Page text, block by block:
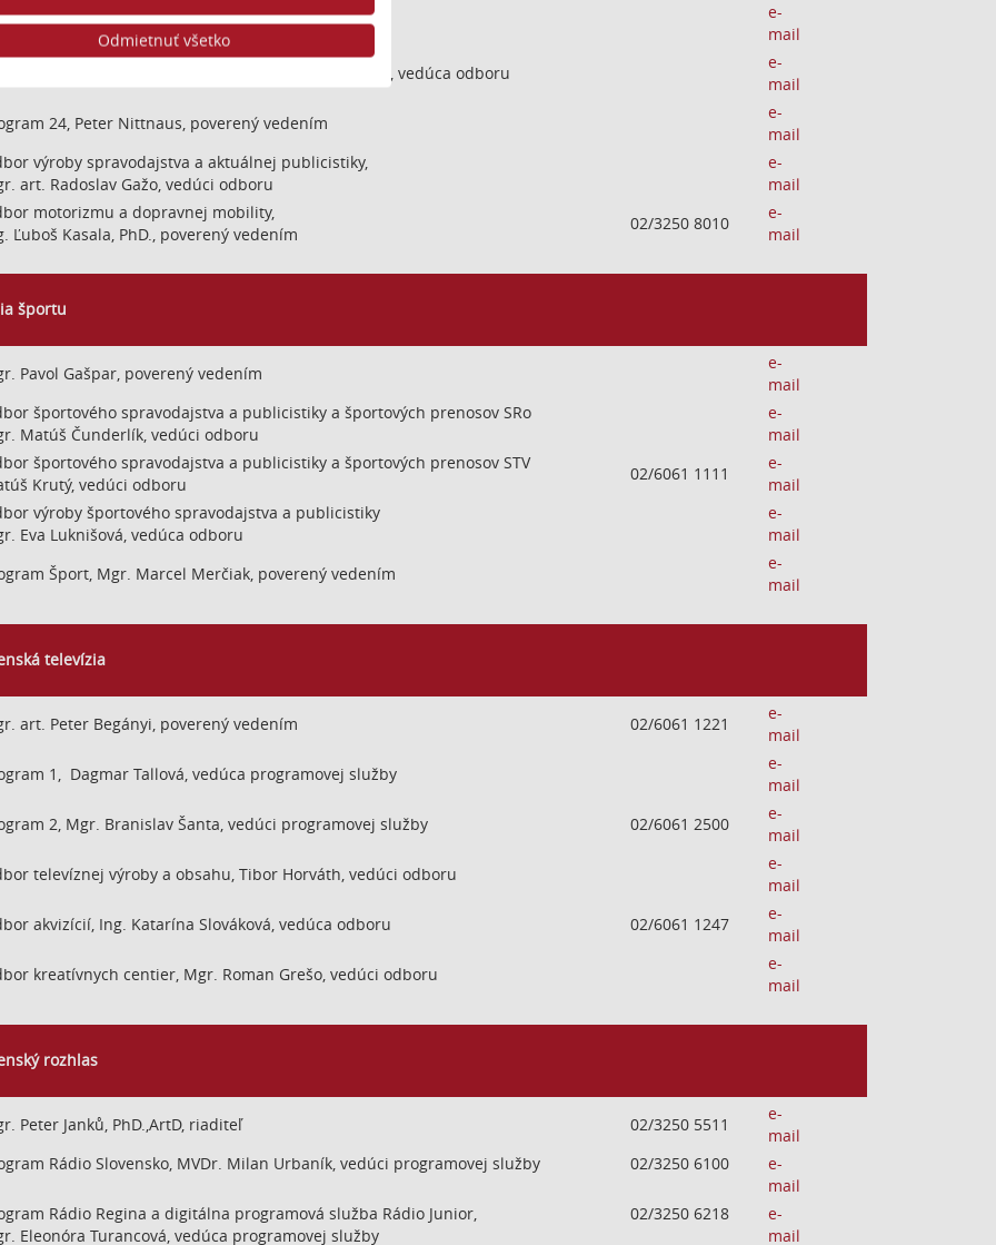
Odmietnuť všetko
spravodajstva STV,
Viera Krúpová, vedúca odboru
e-
mail
aktuálnej publicistiky STV, Mgr. Slávka Gáborová, vedúca odboru
e-
mail
24, Peter Nittnaus, poverený vedením
e-
mail
výroby spravodajstva a aktuálnej publicistiky,
art. Radoslav Gažo, vedúci odboru
e-
mail
motorizmu a dopravnej mobility,
Ľuboš Kasala, PhD., poverený vedením
02/3250 8010
e-
mail
športu
Pavol Gašpar, poverený vedením
e-
mail
športového spravodajstva a publicistiky a športových prenosov SRo
Matúš Čunderlík, vedúci odboru
e-
mail
športového spravodajstva a publicistiky a športových prenosov STV
Krutý, vedúci odboru
02/6061 1111
e-
mail
výroby športového spravodajstva a publicistiky
Eva Luknišová, vedúca odboru
e-
mail
Šport, Mgr. Marcel Merčiak, poverený vedením
e-
mail
televízia
art. Peter Begányi, poverený vedením 02/6061 1221
e-
mail
1, Dagmar Tallová, vedúca programovej služby
e-
mail
2, Mgr. Branislav Šanta, vedúci programovej služby
02/6061 2500
e-
mail
televíznej výroby a obsahu, Tibor Horváth, vedúci odboru
e-
mail
akvizícií, Ing. Katarína Slováková, vedúca odboru
02/6061 1247
e-
mail
kreatívnych centier, Mgr. Roman Grešo, vedúci odboru
e-
mail
rozhlas
Peter Janků, PhD.,ArtD, riaditeľ 02/3250 5511
e-
mail
Rádio Slovensko, MVDr. Milan Urbaník, vedúci programovej služby
02/3250 6100
e-
mail
Rádio Regina a digitálna programová služba Rádio Junior,
Eleonóra Turancová, vedúca programovej služby
02/3250 6218
e-
mail